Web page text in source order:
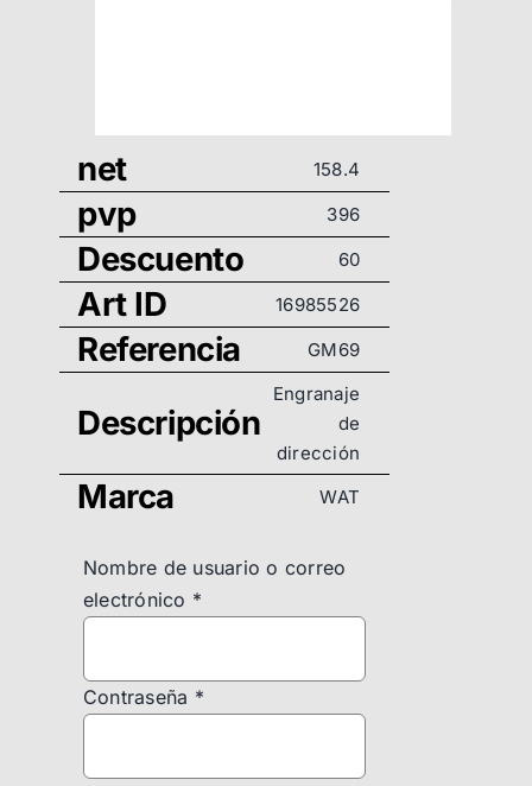
net 158.4
pvp 396
Descuento 60
Art ID 16985526
Referencia GM69
Descripción
Engranaje
de
dirección
Marca WAT
Nombre de usuario o correo
electrónico *
Contraseña *